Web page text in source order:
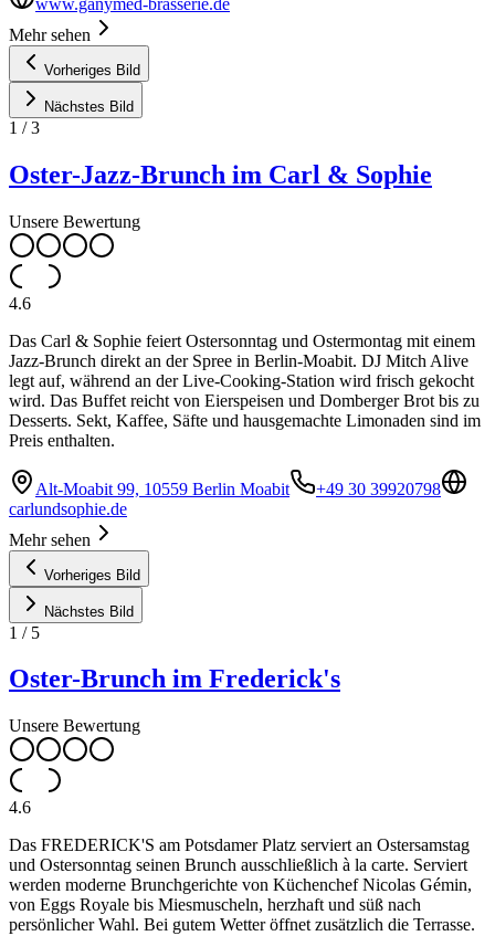
Mehr sehen
Vorheriges Bild
Nächstes Bild
1 /3
Oster-Jazz-Brunch im Carl & Sophie
Unsere Bewertung
4.6
Das Carl & Sophie feiert Ostersonntag und Ostermontag mit einem
Jazz-Brunch direkt an der Spree in Berlin-Moabit. DJ Mitch Alive
legt auf, während an der Live-Cooking-Station wird frisch gekocht
wird. Das Buffet reicht von Eierspeisen und Domberger Brot bis zu
Desserts. Sekt, Kaffee, Säfte und hausgemachte Limonaden sind im
Preis enthalten.
Alt-Moabit 99, 10559 Berlin Moabit
+49 30 39920798
carlundsophie.de
Mehr sehen
Vorheriges Bild
Nächstes Bild
1 / 5
Oster-Brunch im Frederick's
Unsere Bewertung
4.6
Das FREDERICK'S am Potsdamer Platz serviert an Ostersamstag
und Ostersonntag seinen Brunch ausschließlich à la carte. Serviert
werden moderne Brunchgerichte von Küchenchef Nicolas Gémin,
von Eggs Royale bis Miesmuscheln, herzhaft und süß nach
persönlicher Wahl. Bei gutem Wetter öffnet zusätzlich die Terrasse.